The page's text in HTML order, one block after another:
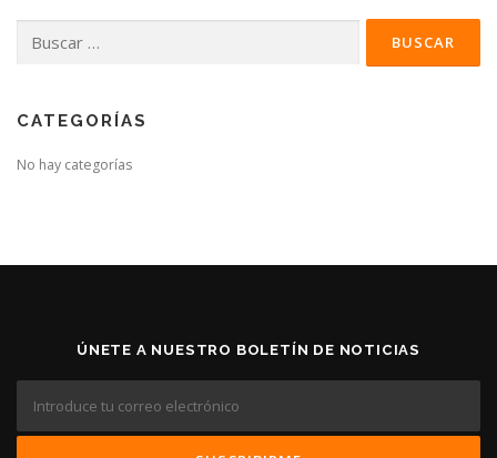
CATEGORÍAS
No hay categorías
ÚNETE A NUESTRO BOLETÍN DE NOTICIAS